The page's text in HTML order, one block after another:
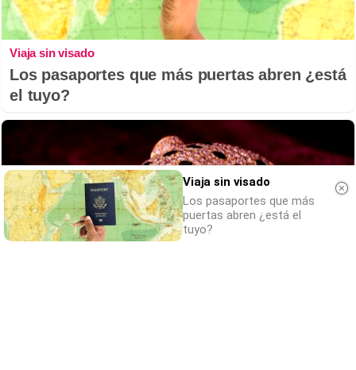
Viaja sin visado
Los pasaportes que más puertas abren ¿está
el tuyo?
Viaja sin visado
Los pasaportes que más
puertas abren ¿está el
tuyo?